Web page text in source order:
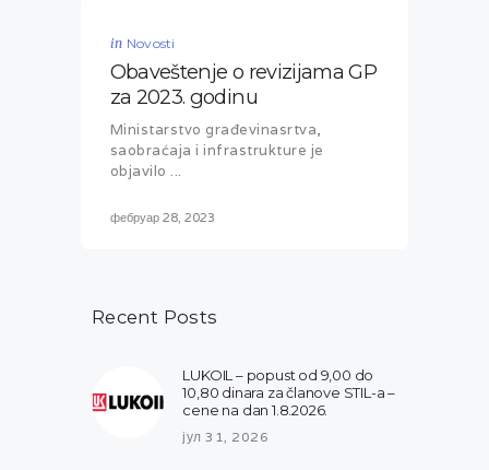
in Novosti
Obaveštenje o revizijama GP
za 2023. godinu
Ministarstvo građevinasrtva,
saobraćaja i infrastrukture je
objavilo ...
фебруар 28, 2023
Recent Posts
LUKOIL – popust od 9,00 do
10,80 dinara za članove STIL-a –
cene na dan 1.8.2026.
јул 31, 2026